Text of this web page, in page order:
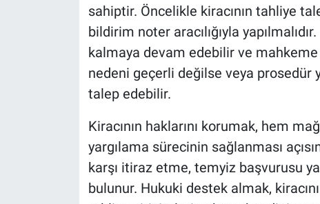
sahiptir. Öncelikle kiracının tahliye
bildirim noter aracılığıyla
kalmaya devam edebilir ve mahkeme
nedeni geçerli değilse veya prosedür
talep edebilir.
Kiracının haklarını korumak, hem
yargılama sürecinin sağlanması
karşı itiraz etme, temyiz başvurusu
bulunur. Hukuki destek almak,